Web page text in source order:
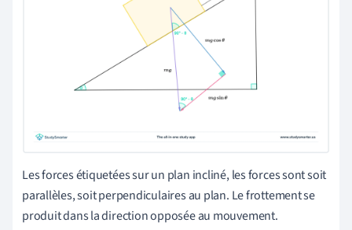
Les forces étiquetées sur un plan incliné, les forces sont soit
parallèles, soit perpendiculaires au plan. Le frottement se
produit dans la direction opposée au mouvement.